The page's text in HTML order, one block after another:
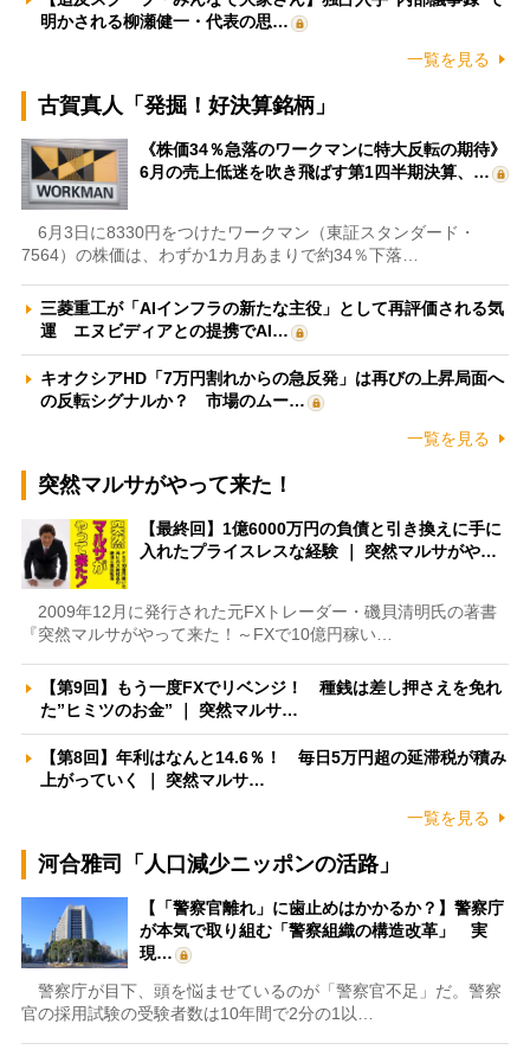
明かされる柳瀬健一・代表の思…
一覧を見る
古賀真人「発掘！好決算銘柄」
《株価34％急落のワークマンに特大反転の期待》
6月の売上低迷を吹き飛ばす第1四半期決算、…
6月3日に8330円をつけたワークマン（東証スタンダード・
7564）の株価は、わずか1カ月あまりで約34％下落…
三菱重工が「AIインフラの新たな主役」として再評価される気
運 エヌビディアとの提携でAI…
キオクシアHD「7万円割れからの急反発」は再びの上昇局面へ
の反転シグナルか？ 市場のムー…
一覧を見る
突然マルサがやって来た！
【最終回】1億6000万円の負債と引き換えに手に
入れたプライスレスな経験 ｜ 突然マルサがや…
2009年12月に発行された元FXトレーダー・磯貝清明氏の著書
『突然マルサがやって来た！～FXで10億円稼い…
【第9回】もう一度FXでリベンジ！ 種銭は差し押さえを免れ
た”ヒミツのお金” ｜ 突然マルサ…
【第8回】年利はなんと14.6％！ 毎日5万円超の延滞税が積み
上がっていく ｜ 突然マルサ…
一覧を見る
河合雅司「人口減少ニッポンの活路」
【「警察官離れ」に歯止めはかかるか？】警察庁
が本気で取り組む「警察組織の構造改革」 実
現…
警察庁が目下、頭を悩ませているのが「警察官不足」だ。警察
官の採用試験の受験者数は10年間で2分の1以…